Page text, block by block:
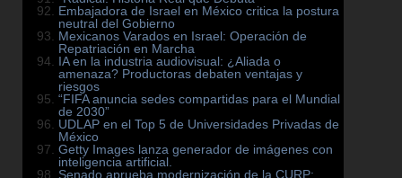
Embajadora de Israel en México critica la postura
neutral del Gobierno
Mexicanos Varados en Israel: Operación de
Repatriación en Marcha
IA en la industria audiovisual: ¿Aliada o
amenaza? Productoras debaten ventajas y
riesgos
“FIFA anuncia sedes compartidas para el Mundial
de 2030”
UDLAP en el Top 5 de Universidades Privadas de
México
Getty Images lanza generador de imágenes con
inteligencia artificial.
Senado aprueba modernización de la CURP: